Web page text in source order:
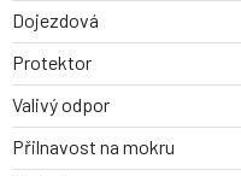
Dojezdová
Protektor
Valivý odpor
Přilnavost na mokru